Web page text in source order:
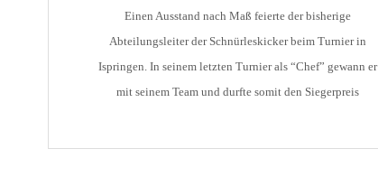
Einen Ausstand nach Maß feierte der bisherige
Abteilungsleiter der Schnürleskicker beim Turnier in
Ispringen. In seinem letzten Turnier als “Chef” gewann er
mit seinem Team und durfte somit den Siegerpreis